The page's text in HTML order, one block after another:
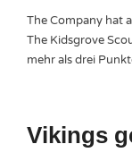
The Company hat
The Kidsgrove
mehr als drei
Vikings